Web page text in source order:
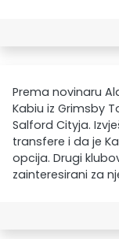
Prema novinaru
Kabiu iz Grimsby
Salford Cityja.
transfere i da je
opcija. Drugi
zainteresirani za